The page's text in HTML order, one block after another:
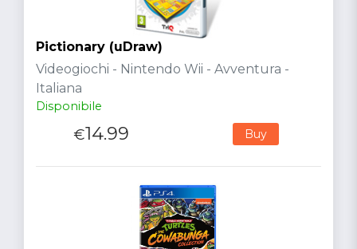
Pictionary (uDraw)
Videogiochi - Nintendo Wii - Avventura -
Italiana
Disponibile
€14.99 Buy